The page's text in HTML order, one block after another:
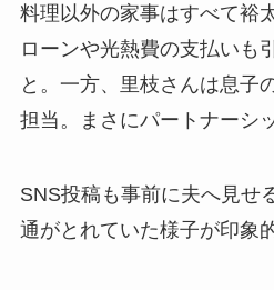
料理以外の家事はすべて裕
ローンや光熱費の支払いも
と。一方、里枝さんは息子
担当。まさにパートナーシ
SNS投稿も事前に夫へ見せ
通がとれていた様子が印象